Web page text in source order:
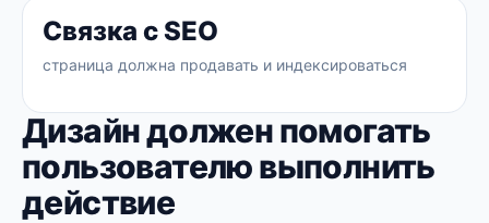
Связка с SEO
страница должна продавать и индексироваться
Дизайн должен помогать
пользователю выполнить
действие